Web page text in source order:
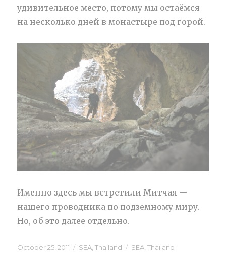
удивительное место, потому мы остаёмся
на несколько дней в монастыре под горой.
Именно здесь мы встретили Митчая —
нашего проводника по подземному миру.
Но, об это далее отдельно.
Posted
October 25, 2011 Categories
SEA ,Thailand Tags
SEA ,Thailand